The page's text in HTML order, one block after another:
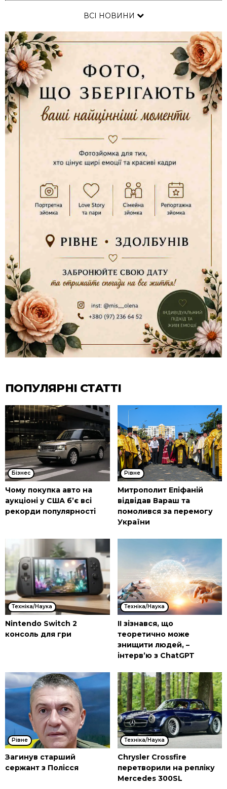
ВСІ НОВИНИ
ПОПУЛЯРНІ СТАТТІ
Бізнес
Чому покупка авто на
аукціоні у США б’є всі
рекорди популярності
Рівне
Митрополит Епіфаній
відвідав Вараш та
помолився за перемогу
України
Техніка/Наука
Nintendo Switch 2
консоль для гри
Техніка/Наука
ІІ зізнався, що
теоретично може
знищити людей, –
інтерв’ю з ChatGPT
Рівне
Загинув старший
сержант з Полісся
Техніка/Наука
Chrysler Crossfire
перетворили на репліку
Mercedes 300SL